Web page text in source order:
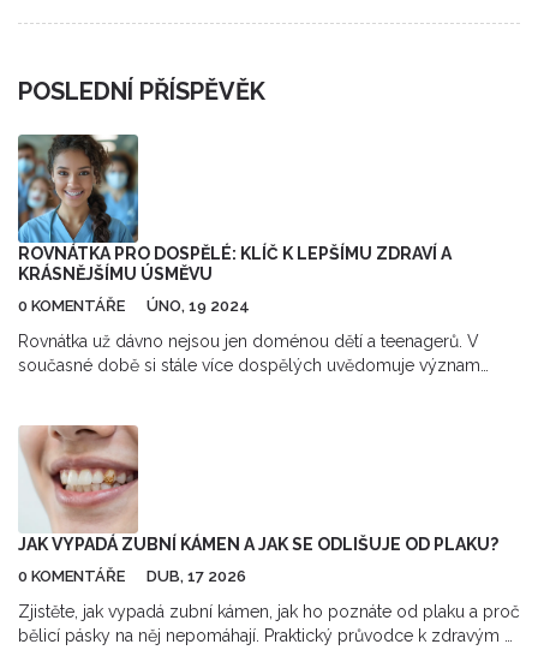
POSLEDNÍ PŘÍSPĚVĚK
ROVNÁTKA PRO DOSPĚLÉ: KLÍČ K LEPŠÍMU ZDRAVÍ A
KRÁSNĚJŠÍMU ÚSMĚVU
0 KOMENTÁŘE ÚNO, 19 2024
Rovnátka už dávno nejsou jen doménou dětí a teenagerů. V
současné době si stále více dospělých uvědomuje význam
nejen estetický vzhled vašeho úsměvu, ale také váš celkový
zdravotní stav. Odhalíme, proč byste měli zvážit jejich nošení i v
dospělém věku, a představíme příběhy lidí, kteří se odhodlali k
tomuto kroku.
JAK VYPADÁ ZUBNÍ KÁMEN A JAK SE ODLIŠUJE OD PLAKU?
0 KOMENTÁŘE DUB, 17 2026
Zjistěte, jak vypadá zubní kámen, jak ho poznáte od plaku a proč
bělicí pásky na něj nepomáhají. Praktický průvodce k zdravým a